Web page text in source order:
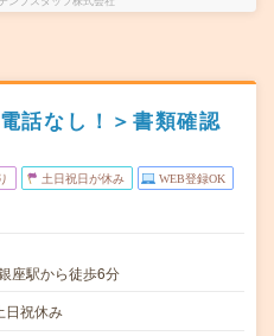
話なし！＞書類確認
土日祝日が休み WEB登録OK
座駅から徒歩6分
祝休み